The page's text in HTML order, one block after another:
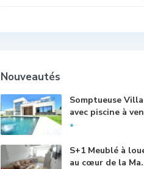
Nouveautés
Somptueuse Villa
avec piscine à
*
S+1 Meublé à
au cœur de la